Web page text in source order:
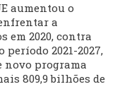
aumentou o
a
em 2020, contra
período 2021-2027,
novo programa
809,9 bilhões de